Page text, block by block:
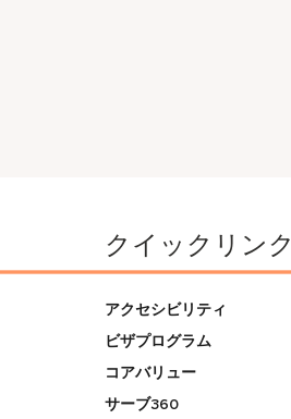
クイックリンク
アクセシビリティ
ビザプログラム
コアバリュー
サーブ360